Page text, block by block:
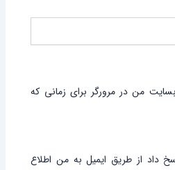
من در مرورگر برای زمانی که
داد از طریق ایمیل به من اطلاع